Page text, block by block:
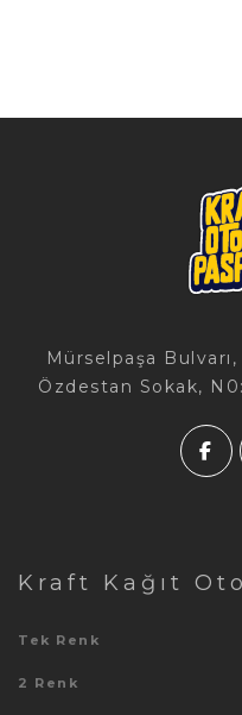
Mürselpaşa
Özdestan Sokak,
Kraft Kağıt
Tek Renk
2 Renk